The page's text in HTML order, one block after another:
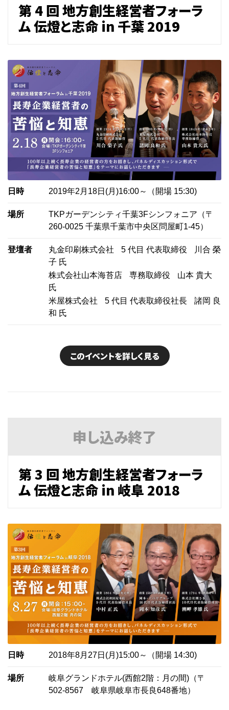
第 4 回 地方創生経営者フォーラ
ム 伝燈と志命 in 千葉 2019
日時 2019年2月18日(月)16:00～（開場 15:30)
場所
TKPガーデンシティ千葉3Fシンフォニア（〒
260-0025 千葉県千葉市中央区問屋町1-45）
登壇者 丸金印刷株式会社 5 代目 代表取締役
川合 榮
子 氏
株式会社山本海苔店
専務取締役
山本 貴大
氏
米屋株式会社
5 代目 代表取締役社長
諸岡 良
和 氏
このイベントを詳しく見る
申し込み終了
第 3 回 地方創生経営者フォーラ
ム 伝燈と志命 in 岐阜 2018
日時 2018年8月27日(月)15:00～（開場 14:30)
場所 岐阜グランドホテル(西館2階：月の間)（〒
502-8567 岐阜県岐阜市長良648番地）